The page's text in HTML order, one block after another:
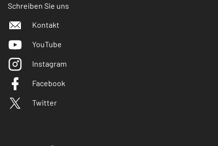
Schreiben Sie uns
Kontakt
YouTube
Instagram
Facebook
Twitter